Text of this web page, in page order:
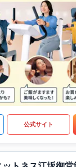
公式サイト